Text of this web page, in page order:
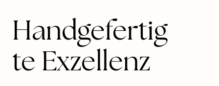
Handgefertig
te Exzellenz